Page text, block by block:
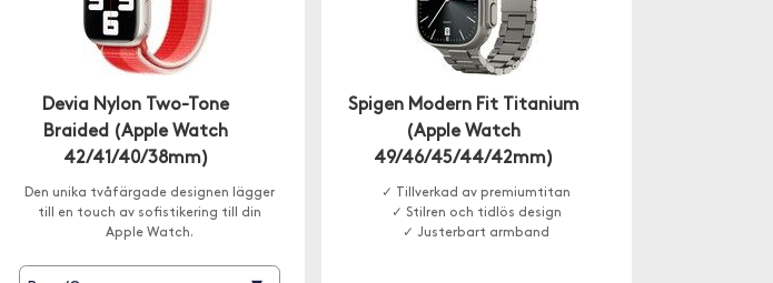
Devia Nylon Two-Tone
Braided (Apple Watch
42/41/40/38mm)
Den unika tvåfärgade designen lägger
till en touch av sofistikering till din
Apple Watch.
Spigen Modern Fit Titanium
(Apple Watch
49/46/45/44/42mm)
✓ Tillverkad av premiumtitan
✓ Stilren och tidlös design
✓ Justerbart armband